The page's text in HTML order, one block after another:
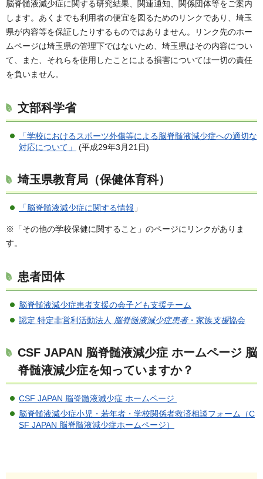
脳脊髄液減少症に関する研究結果、関連通知、関係団体等をご案内
します。あくまでも利用者の便宜を図るためのリンクであり、埼玉
県が内容等を保証したりするものではありません。リンク先のホー
ムページは埼玉県の管理下ではないため、埼玉県はその内容につい
て、また、それらを使用したことによる損害については一切の責任
を負いません。
文部科学省
「学校におけるスポーツ外傷等による脳脊髄液減少症への適切な
対応について」
(平成29年3月21日)
埼玉県教育局（保健体育科）
「脳脊髄液減少症に関する情報 」
※「その他の学校保健に関すること」のページにリンクがありま
す。
患者団体
脳脊髄液減少症患者支援の会子ども支援チーム
認定 特定非営利活動法人 脳脊髄液減少症患者・家族支援協会
CSF JAPAN 脳脊髄液減少症 ホームページ 脳
脊髄液減少症を知っていますか？
CSF JAPAN 脳脊髄液減少症 ホームページ
脳脊髄液減少症小児・若年者・学校関係者救済相談フォーム（C
SF JAPAN 脳脊髄液減少症ホームページ）